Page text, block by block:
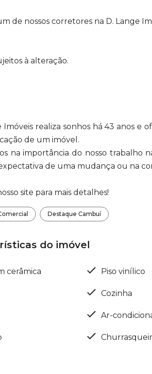
de nossos corretores na D. Lange
à alteração.
Imóveis realiza sonhos há 43 anos e
de um imóvel.
na importância do nosso trabalho
de uma mudança ou na
site para mais detalhes!
Destaque Cambuí
do imóvel
cerâmica Piso vinílico
Cozinha
Ar-